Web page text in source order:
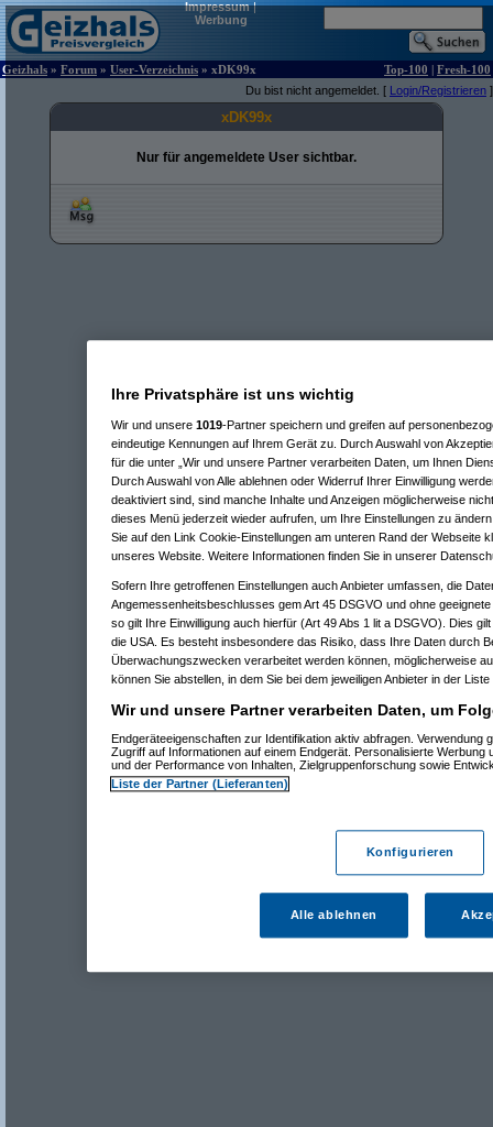
Impressum|
Werbung
Geizhals » Forum » User-Verzeichnis » xDK99x Top-100 | Fresh-100
Du bist nicht angemeldet. [ Login/Registrieren ]
xDK99x
Nur für angemeldete User sichtbar.
Ihre Privatsphäre ist uns wichtig
Wir und unsere 1019-Partner speichern und greifen auf
eindeutige Kennungen auf Ihrem Gerät zu. Durch Auswahl von
für die unter „Wir und unsere Partner verarbeiten Daten, um Ihnen
Durch Auswahl von Alle ablehnen oder Widerruf Ihrer Einwilligung
deaktiviert sind, sind manche Inhalte und Anzeigen möglicherweise
dieses Menü jederzeit wieder aufrufen, um Ihre Einstellungen zu
Sie auf den Link Cookie-Einstellungen am unteren Rand der Webseite
unseres Website. Weitere Informationen finden Sie in unserer
Sofern Ihre getroffenen Einstellungen auch Anbieter umfassen, die
Angemessenheitsbeschlusses gem Art 45 DSGVO und ohne
so gilt Ihre Einwilligung auch hierfür (Art 49 Abs 1 lit a DSGVO). Dies
die USA. Es besteht insbesondere das Risiko, dass Ihre Daten durch
Überwachungszwecken verarbeitet werden können, möglicherweise
können Sie abstellen, in dem Sie bei dem jeweiligen Anbieter in der
Wir und unsere Partner verarbeiten Daten, um
Endgeräteeigenschaften zur Identifikation aktiv abfragen. Verwendung
Zugriff auf Informationen auf einem Endgerät. Personalisierte Werbung
und der Performance von Inhalten, Zielgruppenforschung sowie
Liste der Partner (Lieferanten)
Konfigurieren
Alle ablehnen